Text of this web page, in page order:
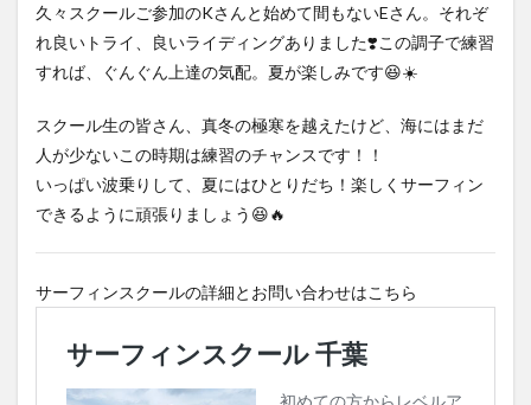
久々スクールご参加のKさんと始めて間もないEさん。それぞ
れ良いトライ、良いライディングありました❣️この調子で練習
すれば、ぐんぐん上達の気配。夏が楽しみです😆☀️
スクール生の皆さん、真冬の極寒を越えたけど、海にはまだ
人が少ないこの時期は練習のチャンスです！！
いっぱい波乗りして、夏にはひとりだち！楽しくサーフィン
できるように頑張りましょう😆🔥
サーフィンスクールの詳細とお問い合わせはこちら